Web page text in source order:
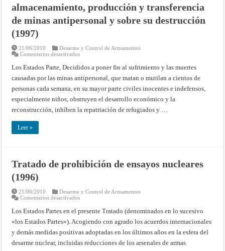
almacenamiento, producción y transferencia
de minas antipersonal y sobre su destrucción
(1997)
21/06/2010
Desarme y Control de Armamentos
Comentarios desactivadosen
sobre
la
prohibición
del
empleo,
almacenamiento,
producción
y
transferencia
(1997)
Los Estados Parte, Decididos a poner fin al sufrimiento y las muertes
causadas por las minas antipersonal, que matan o mutilan a cientos de
personas cada semana, en su mayor parte civiles inocentes e indefensos,
especialmente niños, obstruyen el desarrollo económico y la
reconstrucción, inhíben la repatriación de refugiados y …
Leer »
Tratado de prohibición de ensayos nucleares
(1996)
21/06/2010
Desarme y Control de Armamentos
Comentarios desactivadosen
de
prohibición
de
ensayos
nucleares
(1996)
Los Estados Partes en el presente Tratado (denominados en lo sucesivo
«los Estados Partes»). Acogiendo con agrado los acuerdos internacionales
y demás medidas positivas adoptadas en los últimos años en la esfera del
desarme nuclear, incluidas reducciones de los arsenales de armas